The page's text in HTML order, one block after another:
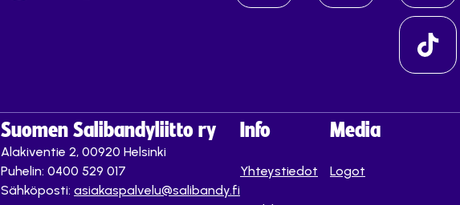
Suomen Salibandyliitto ry
Alakiventie 2, 00920 Helsinki
Puhelin: 0400 529 017
Sähköposti: asiakaspalvelu@salibandy.fi
Info
Yhteystiedot
Media
Logot